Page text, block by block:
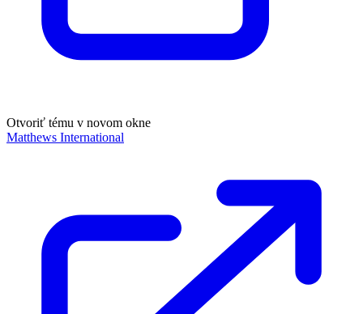
Otvoriť tému v novom okne
Matthews International